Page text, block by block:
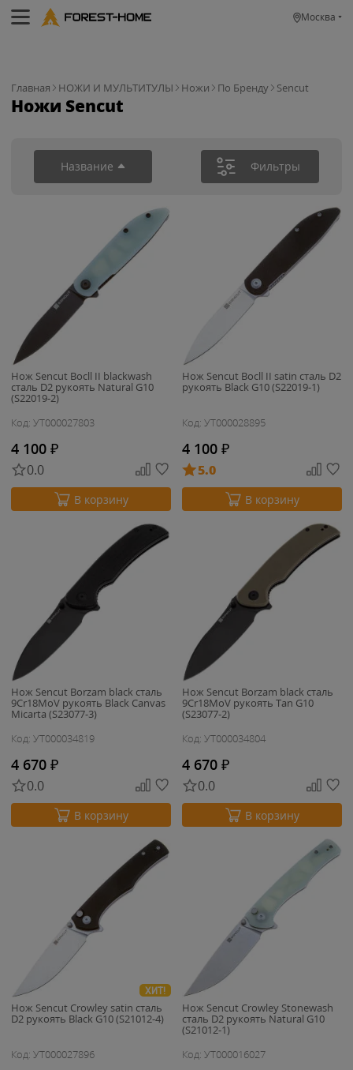
Москва
Главная НОЖИ И МУЛЬТИТУЛЫ Ножи По Бренду Sencut
Ножи Sencut
Название Фильтры
Нож Sencut Bocll II blackwash
сталь D2 рукоять Natural G10
(S22019-2)
Код: УТ000027803
4 100 ₽
0.0
В корзину
Нож Sencut Bocll II satin сталь D2
рукоять Black G10 (S22019-1)
Код: УТ000028895
4 100 ₽
5.0
В корзину
Нож Sencut Borzam black сталь
9Cr18MoV рукоять Black Canvas
Micarta (S23077-3)
Код: УТ000034819
4 670 ₽
0.0
В корзину
Нож Sencut Borzam black сталь
9Cr18MoV рукоять Tan G10
(S23077-2)
Код: УТ000034804
4 670 ₽
0.0
В корзину
ХИТ!
Нож Sencut Crowley satin сталь
D2 рукоять Black G10 (S21012-4)
Код: УТ000027896
Нож Sencut Crowley Stonewash
сталь D2 рукоять Natural G10
(S21012-1)
Код: УТ000016027